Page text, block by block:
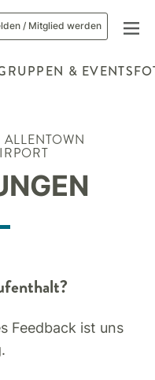
/ Mitglied werden
& EVENTS
ALLENTOWN
Feedback ist uns